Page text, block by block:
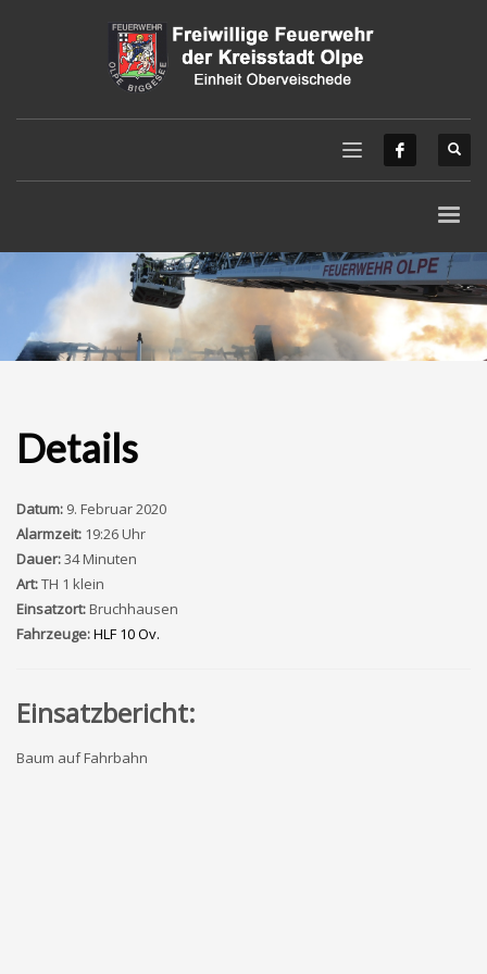
Details
Datum: 9. Februar 2020
Alarmzeit: 19:26 Uhr
Dauer:34 Minuten
Art:TH 1 klein
Einsatzort:Bruchhausen
Fahrzeuge:HLF 10 Ov.
Einsatzbericht:
Baum auf Fahrbahn